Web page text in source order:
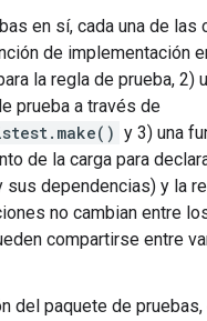
en sí, cada una de las
de implementación
la regla de prueba, 2)
prueba a través de
y 3) una
de la carga para
sus dependencias) y la
no cambian entre
compartirse entre
del paquete de